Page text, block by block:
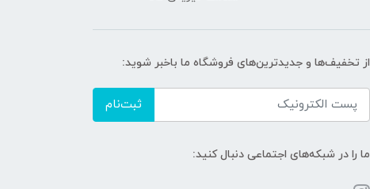
از تخفیف‌ها و جدیدترین‌های فروشگاه ما باخبر شوید:
ثبت‌نام
ما را در شبکه‌های اجتماعی دنبال کنید: